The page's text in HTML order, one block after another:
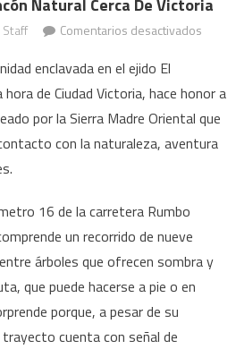
Natural Cerca De Victoria
Staff Comentarios desactivadosen
un
rincón
enclavada en el ejido El
de Ciudad Victoria, hace honor a
por la Sierra Madre Oriental que
con la naturaleza, aventura
16 de la carretera Rumbo
un recorrido de nueve
árboles que ofrecen sombra y
que puede hacerse a pie o en
porque, a pesar de su
cuenta con señal de